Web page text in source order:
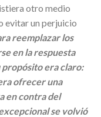
otro medio
evitar un perjuicio
reemplazar los
en la respuesta
propósito era claro:
ofrecer una
en contra del
se volvió